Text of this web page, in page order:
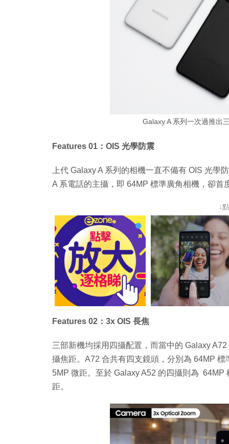
Galaxy A 系列一次過推出
Features 01：OIS 光學防震
上代 Galaxy A 系列的相機一直不備有 OIS 光學
A 系電話的主攝，即 64MP 標準廣角相機，卻
↓
Features 02：3x OIS 長焦
三部新機均採用四攝配置，而當中的 Galaxy
攝焦距。A72 合共有四支鏡頭，分別為 64MP
5MP 微距。至於 Galaxy A52 的四攝則為 64MP
距。